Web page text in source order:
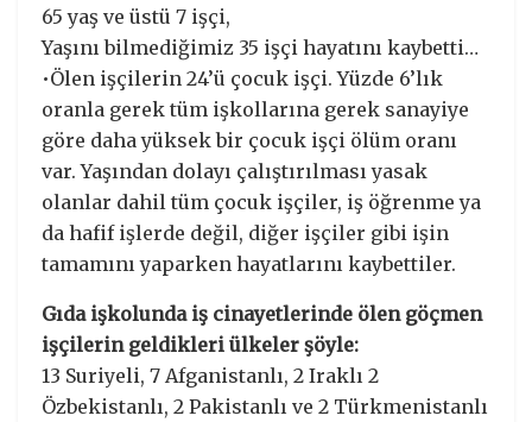
65 yaş ve üstü 7 işçi,
Yaşını bilmediğimiz 35 işçi hayatını kaybetti…
•Ölen işçilerin 24’ü çocuk işçi. Yüzde 6’lık
oranla gerek tüm işkollarına gerek sanayiye
göre daha yüksek bir çocuk işçi ölüm oranı
var. Yaşından dolayı çalıştırılması yasak
olanlar dahil tüm çocuk işçiler, iş öğrenme ya
da hafif işlerde değil, diğer işçiler gibi işin
tamamını yaparken hayatlarını kaybettiler.
Gıda işkolunda iş cinayetlerinde ölen göçmen
işçilerin geldikleri ülkeler şöyle:
13 Suriyeli, 7 Afganistanlı, 2 Iraklı 2
Özbekistanlı, 2 Pakistanlı ve 2 Türkmenistanlı